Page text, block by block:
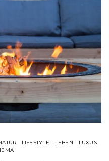
LIFESTYLE - LEBEN - LUXUS